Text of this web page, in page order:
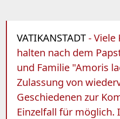
VATIKANSTADT-
halten nach dem
und Familie "Amoris
Zulassung von
Geschiedenen zur
Einzelfall für möglich.